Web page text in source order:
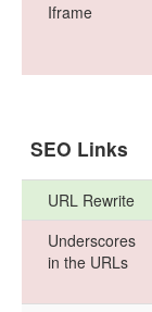
Iframe
SEO Links
URL Rewrite
Underscores
in the URLs